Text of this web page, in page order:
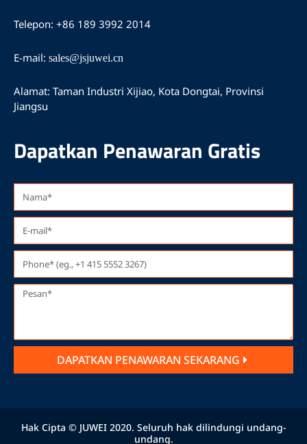
s
a
b
e
g
r
m
Telepon: +86 189 3992 2014
E-mail: sales@jsjuwei.cn
Alamat: Taman Industri Xijiao, Kota Dongtai, Provinsi
Jiangsu
Dapatkan Penawaran Gratis
DAPATKAN PENAWARAN SEKARANG
Hak Cipta © JUWEI 2020. Seluruh hak dilindungi undang-
undang.